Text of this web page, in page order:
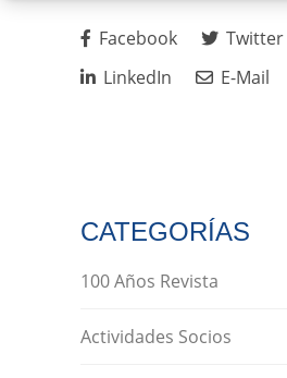
Facebook
Twitter
LinkedIn
E-Mail
CATEGORÍAS
100 Años Revista
Actividades Socios